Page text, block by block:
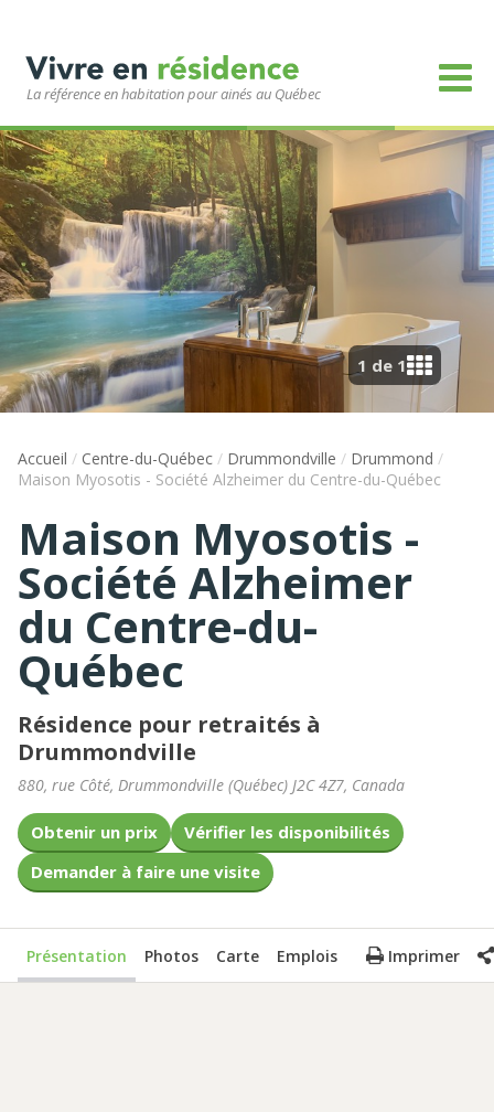
La référence en habitation pour ainés au Québec
1 de 1
Accueil / Centre-du-Québec / Drummondville / Drummond /
Maison Myosotis - Société Alzheimer du Centre-du-Québec
Maison Myosotis -
Société Alzheimer
du Centre-du-
Québec
Résidence pour retraités à
Drummondville
880, rue Côté, Drummondville (Québec) J2C 4Z7, Canada
Obtenir un prix
Vérifier les disponibilités
Demander à faire une visite
Présentation Photos Carte Emplois Imprimer